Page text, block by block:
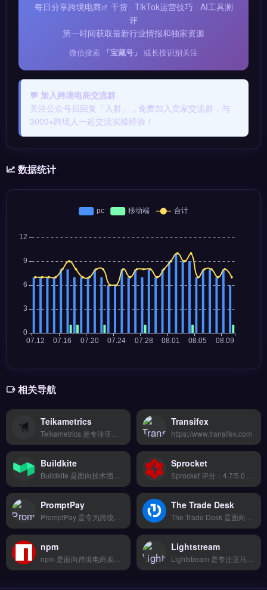
每日分享跨境电商
干货 · TikTok运营技巧 · AI工具测
评
第一时间获取最新行业情报和独家资源
微信搜索 「宝藏号」 或长按识别关注
💬 加入跨境电商交流群
关注公众号后回复「入群」，免费加入卖家交流群，与
3000+跨境人一起交流实操经验！
数据统计
相关导航
Teikametrics Transifex
https://www.transifex.com
Buildkite Sprocket
PromptPay The Trade Desk
npm Lightstream